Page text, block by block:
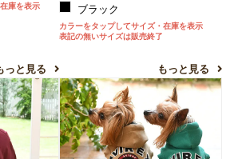
庫を表示
っと見る
ブラック
カラーをタップしてサイズ・在庫を表示
表記の無いサイズは販売終了
もっと見る